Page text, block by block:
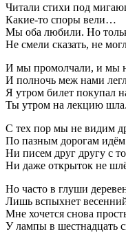
Читали стихи под
Какие-то споры вели…
Мы оба любили. Но
Не смели сказать, не
И мы промолчали, и мы
И полночь меж нами
Я утром билет покупал
Ты утром на лекцию шла.
С тех пор мы не видим
По пазным дорогам
Ни писем друг другу с
Ни даже открыток не
Но часто в глуши
Лишь вспыхнет
Мне хочется снова
У лампы в шестнадцать